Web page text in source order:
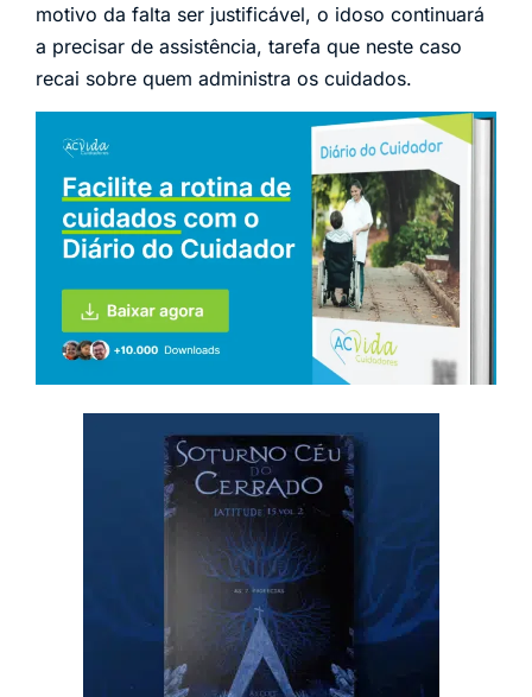
motivo da falta ser justificável, o idoso continuará
a precisar de assistência, tarefa que neste caso
recai sobre quem administra os cuidados.